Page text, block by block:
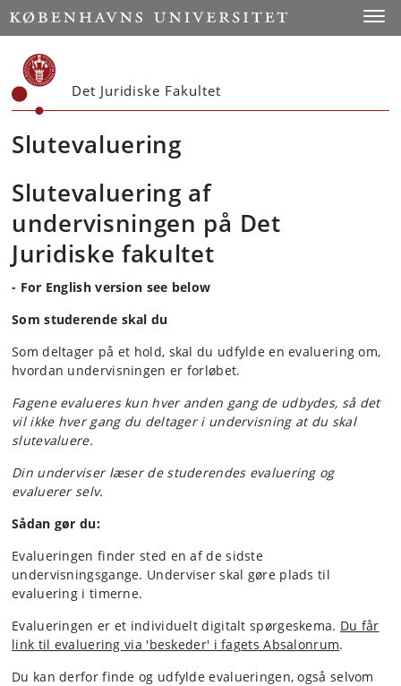
Start
Det Juridiske Fakultet
Slutevaluering
Slutevaluering af
undervisningen på Det
Juridiske fakultet
- For English version see below
Som studerende skal du
Som deltager på et hold, skal du udfylde en evaluering om,
hvordan undervisningen er forløbet.
Fagene evalueres kun hver anden gang de udbydes, så det
vil ikke hver gang du deltager i undervisning at du skal
slutevaluere.
Din underviser læser de studerendes evaluering og
evaluerer selv.
Sådan gør du:
Evalueringen finder sted en af de sidste
undervisningsgange. Underviser skal gøre plads til
evaluering i timerne.
Evalueringen er et individuelt digitalt spørgeskema. Du får
link til evaluering via 'beskeder' i fagets Absalonrum.
Du kan derfor finde og udfylde evalueringen, også selvom